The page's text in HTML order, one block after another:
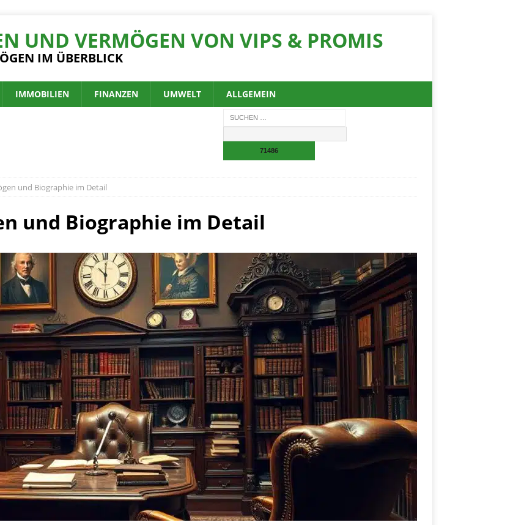
UND VERMÖGEN VON VIPS & PROMIS
IM ÜBERBLICK
IMMOBILIEN FINANZEN UMWELT ALLGEMEIN
und Biographie im Detail
und Biographie im Detail